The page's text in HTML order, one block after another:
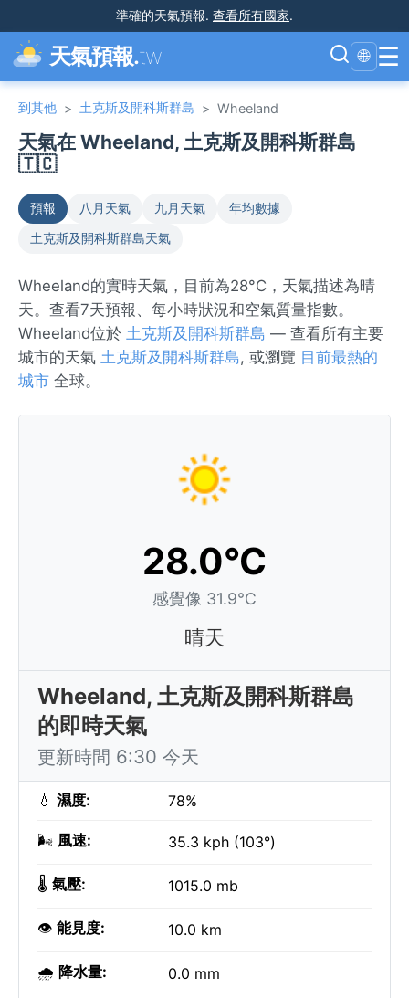
準確的天氣預報. 查看所有國家.
天氣預報.tw 🌐 ☰
到其他 > 土克斯及開科斯群島 > Wheeland
天氣在 Wheeland, 土克斯及開科斯群島
🇹🇨
預報 八月天氣 九月天氣
年均數據
土克斯及開科斯群島天氣
Wheeland的實時天氣，目前為28°C，天氣描述為晴
天。查看7天預報、每小時狀況和空氣質量指數。
Wheeland位於 土克斯及開科斯群島 — 查看所有主要
城市的天氣 土克斯及開科斯群島, 或瀏覽 目前最熱的
城市 全球。
28.0°C
感覺像 31.9°C
晴天
Wheeland, 土克斯及開科斯群島
的即時天氣
更新時間 6:30 今天
💧 濕度: 78%
🌬️ 風速: 35.3 kph (103°)
🌡️ 氣壓: 1015.0 mb
👁️ 能見度: 10.0 km
🌧️ 降水量: 0.0 mm